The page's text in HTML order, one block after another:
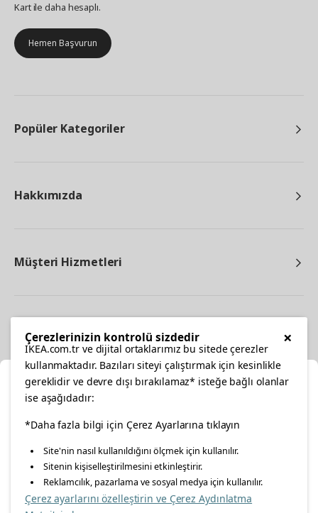
Kart ile daha hesaplı.
Hemen Başvurun
Popüler Kategoriler
Hakkımızda
Müşteri Hizmetleri
facebooktwitterinstagrampinterestyoutube
linkedin
Konumunuzu Seçin
İnternetten vereceğiniz siparişlerinizde size özel hizmet ve
içerikleri görebilmek için lütfen konumuzu seçin.
×
Çerezlerinizin kontrolü sizdedir
IKEA.com.tr ve dijital ortaklarımız bu sitede çerezler
kullanmaktadır. Bazıları siteyi çalıştırmak için kesinlikle
gereklidir ve devre dışı bırakılamaz* isteğe bağlı olanlar
ise aşağıdadır:
*Daha fazla bilgi için Çerez Ayarlarına tıklayın
Site'nin nasıl kullanıldığını ölçmek için kullanılır.
Sitenin kişiselleştirilmesini etkinleştirir.
Reklamcılık, pazarlama ve sosyal medya için kullanılır.
Çerez ayarlarını özelleştirin ve Çerez Aydınlatma